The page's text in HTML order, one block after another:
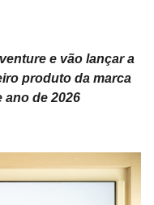
e vão lançar a
produto da marca
ano de 2026